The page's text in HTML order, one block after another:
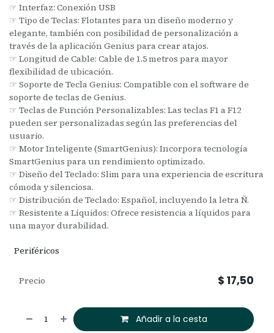
☞ Interfaz: Conexión USB
☞ Tipo de Teclas: Flotantes para un diseño moderno y
elegante, también con posibilidad de personalización a
través de la aplicación Genius para crear atajos.
☞ Longitud de Cable: Cable de 1.5 metros para mayor
flexibilidad de ubicación.
☞ Soporte de Tecla Genius: Compatible con el software de
soporte de teclas de Genius.
☞ Teclas de Función Personalizables: Las teclas F1 a F12
pueden ser personalizadas según las preferencias del
usuario.
☞ Motor Inteligente (SmartGenius): Incorpora tecnología
SmartGenius para un rendimiento optimizado.
☞ Diseño del Teclado: Slim para una experiencia de escritura
cómoda y silenciosa.
☞ Distribución de Teclado: Español, incluyendo la letra Ñ.
☞ Resistente a Líquidos: Ofrece resistencia a líquidos para
una mayor durabilidad.
Periféricos
Añadir a la cesta
Precio $ 17,50